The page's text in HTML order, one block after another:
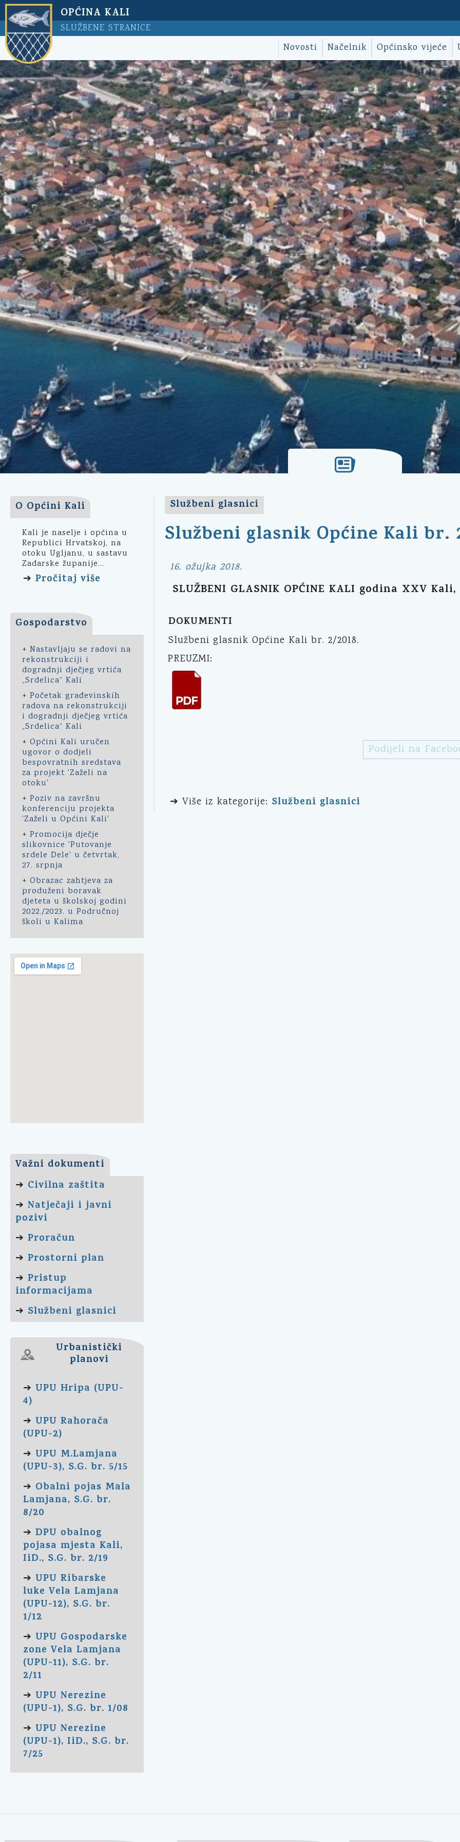
OPĆINA KALI
SLUŽBENE STRANICE
Novosti Načelnik Općinsko vijeće
O Općini Kali
Kali je naselje i općina u
Republici Hrvatskoj, na
otoku Ugljanu, u sastavu
Zadarske županije...
➔ Pročitaj više
Gospodarstvo
+ Nastavljaju se radovi na
rekonstrukciji i
dogradnji dječjeg vrtića
„Srdelica“ Kali
+ Početak građevinskih
radova na rekonstrukciji
i dogradnji dječjeg vrtića
„Srdelica“ Kali
+ Općini Kali uručen
ugovor o dodjeli
bespovratnih sredstava
za projekt 'Zaželi na
otoku'
+ Poziv na završnu
konferenciju projekta
'Zaželi u Općini Kali'
+ Promocija dječje
slikovnice 'Putovanje
srdele Dele' u četvrtak,
27. srpnja
+ Obrazac zahtjeva za
produženi boravak
djeteta u školskoj godini
2022./2023. u Područnoj
školi u Kalima
Važni dokumenti
➔ Civilna zaštita
➔ Natječaji i javni
pozivi
➔ Proračun
➔ Prostorni plan
➔ Pristup
informacijama
➔ Službeni glasnici
Urbanistički
planovi
➔ UPU Hripa (UPU-
4)
➔ UPU Rahorača
(UPU-2)
➔ UPU M.Lamjana
(UPU-3), S.G. br. 5/15
➔ Obalni pojas Mala
Lamjana, S.G. br.
8/20
➔ DPU obalnog
pojasa mjesta Kali,
IiD., S.G. br. 2/19
➔ UPU Ribarske
luke Vela Lamjana
(UPU-12), S.G. br.
1/12
➔ UPU Gospodarske
zone Vela Lamjana
(UPU-11), S.G. br.
2/11
➔ UPU Nerezine
(UPU-1), S.G. br. 1/08
➔ UPU Nerezine
(UPU-1), IiD., S.G. br.
7/25
Službeni glasnici
Službeni glasnik Općine Kali br.
16. ožujka 2018.
SLUŽBENI GLASNIK OPĆINE KALI godina XXV
DOKUMENTI
Službeni glasnik Općine Kali br. 2/2018.
PREUZMI:
Podijeli na
➔ Više iz kategorije: Službeni glasnici